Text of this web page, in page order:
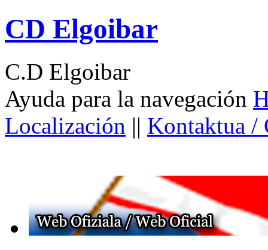
CD Elgoibar
C.D Elgoibar
Ayuda para la navegación
Localización || Kontaktua /